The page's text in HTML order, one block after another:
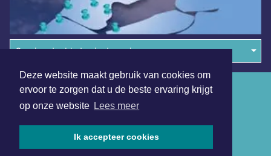
Deze website maakt gebruik van cookies om
ervoor te zorgen dat u de beste ervaring krijgt
op onze website Lees meer
Ik accepteer cookies
Overige dagbladen in de regio
Algemene voorwaarden
Disclaimer